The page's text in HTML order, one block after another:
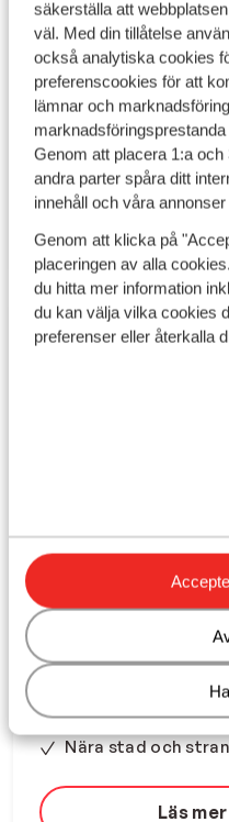
säkerställa att
väl. Med din tillåtelse
också analytiska cookies
preferenscookies för att
lämnar och
Genom att placera 1:a
andra parter spåra ditt
innehåll och våra
Genom att klicka på
placeringen av alla
du hitta mer information
du kan välja vilka cookies
preferenser eller återkalla
I eller nära centrum
Hotell med ett
Koppla av och
Läs mer
Renoverade,
Gästfri och trevlig
I mysiga byar
Nära stad och
Läs